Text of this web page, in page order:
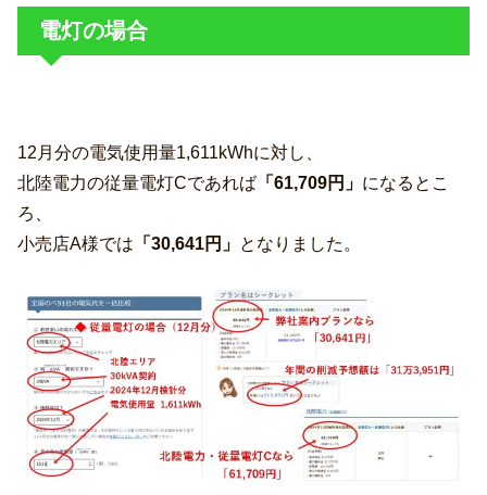
電灯の場合
12月分の電気使用量1,611kWhに対し、
北陸電力の従量電灯Cであれば 「61,709円」 になるとこ
ろ、
小売店A様では 「30,641円」 となりました。